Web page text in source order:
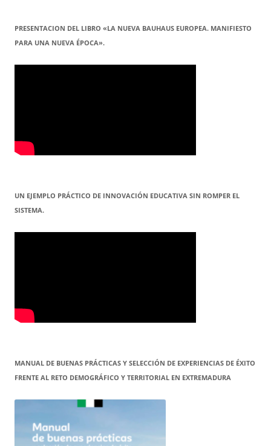
PRESENTACION DEL LIBRO «LA NUEVA BAUHAUS EUROPEA. MANIFIESTO
PARA UNA NUEVA ÉPOCA».
UN EJEMPLO PRÁCTICO DE INNOVACIÓN EDUCATIVA SIN ROMPER EL
SISTEMA.
MANUAL DE BUENAS PRÁCTICAS Y SELECCIÓN DE EXPERIENCIAS DE ÉXITO
FRENTE AL RETO DEMOGRÁFICO Y TERRITORIAL EN EXTREMADURA